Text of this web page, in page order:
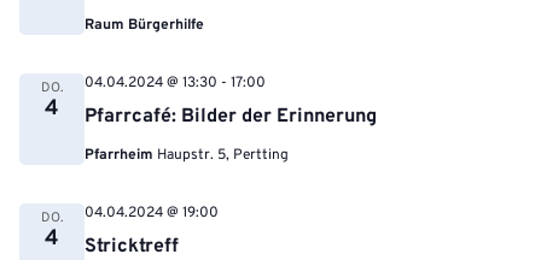
Raum Bürgerhilfe
DO.
4 Pfarrcafé: Bilder der Erinnerung
04.04.2024 @ 13:30 - 17:00
Pfarrheim Haupstr. 5, Pertting
DO.
4 Stricktreff
04.04.2024 @ 19:00